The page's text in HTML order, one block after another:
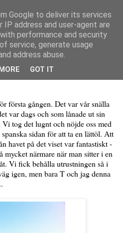
första gången. Det var vår snälla
var dags och som lånade ut sin
tog det lugnt och nöjde oss med
sidan för att ta en lättöl. Att
havet på det viset var fantastiskt -
närmare när man sitter i en
Vi fick behålla utrustningen så i
igen, men bara T och jag denna
Google to deliver its services
IP address and user-agent are
performance and security
service, generate usage
address abuse.
GOT IT